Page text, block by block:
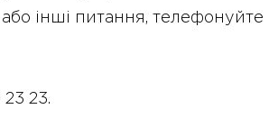
інші питання, телефонуйте
23.